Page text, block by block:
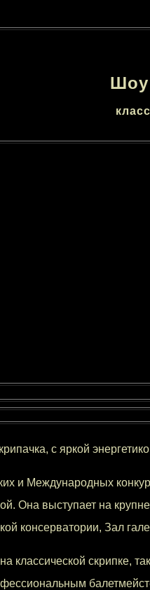
Шоу
с яркой
и Международных
Она выступает на
консерватории, Зал
классической скрипке,